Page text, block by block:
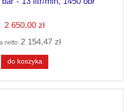
2 650,00 zł
netto: 2 154,47 zł
do koszyka